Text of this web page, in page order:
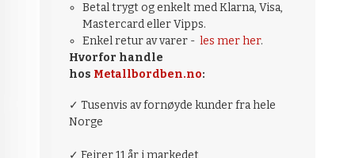
Betal trygt og enkelt med Klarna, Visa,
Mastercard eller Vipps.
Enkel retur av varer -les mer her.
Hvorfor handle
hos Metallbordben.no:
✓ Tusenvis av fornøyde kunder fra hele
Norge
✓ Feirer 11 år i markedet